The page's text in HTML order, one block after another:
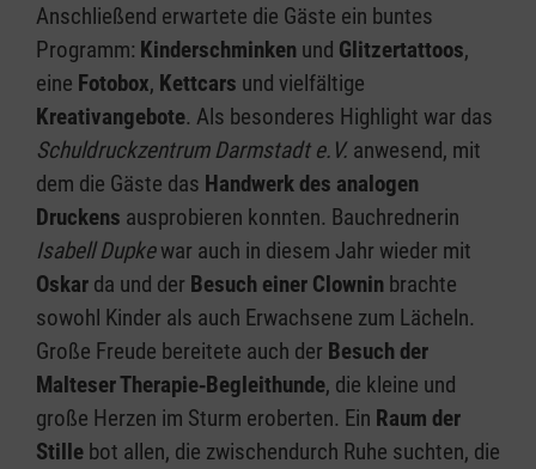
Anschließend erwartete die Gäste ein buntes
Programm: Kinderschminken und Glitzertattoos,
eine Fotobox, Kettcars und vielfältige
Kreativangebote. Als besonderes Highlight war das
Schuldruckzentrum Darmstadt e.V. anwesend, mit
dem die Gäste das Handwerk des analogen
Druckens ausprobieren konnten. Bauchrednerin
Isabell Dupkewar auch in diesem Jahr wieder mit
Oskar da und der Besuch einer Clownin brachte
sowohl Kinder als auch Erwachsene zum Lächeln.
Große Freude bereitete auch der Besuch der
Malteser Therapie‑Begleithunde, die kleine und
große Herzen im Sturm eroberten. Ein Raum der
Stille bot allen, die zwischendurch Ruhe suchten, die